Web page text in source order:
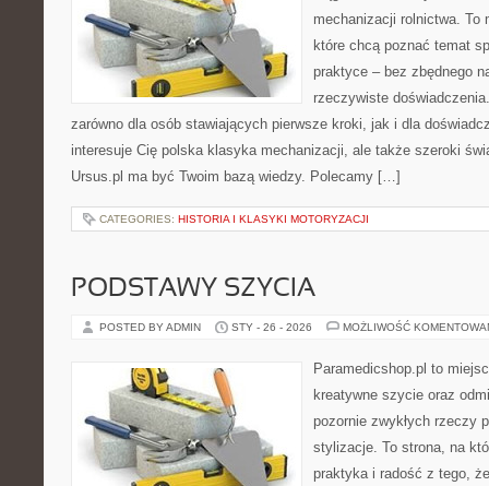
mechanizacji rolnictwa. To
które chcą poznać temat
praktyce – bez zbędnego
rzeczywiste
zarówno dla osób stawiających pierwsze kroki, jak i dla
interesuje Cię polska klasyka mechanizacji, ale także szeroki
Ursus.pl ma być Twoim bazą wiedzy. Polecamy […]
CATEGORIES: HISTORIA I KLASYKI MOTORYZACJI
PODSTAWY SZYCIA
POSTED BY ADMIN STY - 26 - 2026 MOŻLIWOŚĆ
Paramedicshop.pl to
kreatywne szycie oraz
pozornie zwykłych rzeczy
stylizacje. To strona, na
praktyka i radość z tego,